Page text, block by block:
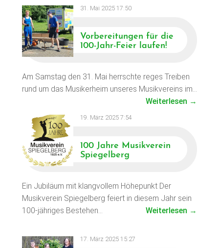
31. Mai 2025 17:50
Vorbereitungen für die
100-Jahr-Feier laufen!
Am Samstag den 31. Mai herrschte reges Treiben
rund um das Musikerheim unseres Musikvereins im…
Weiterlesen →
19. März 2025 7:54
100 Jahre Musikverein
Spiegelberg
Ein Jubiläum mit klangvollem Höhepunkt Der
Musikverein Spiegelberg feiert in diesem Jahr sein
100-jähriges Bestehen…
Weiterlesen →
17. März 2025 15:27